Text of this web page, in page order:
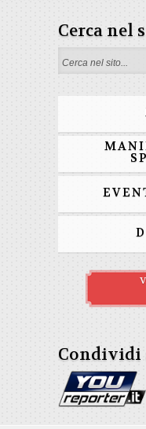
Cerca nel
Form di
Condividi